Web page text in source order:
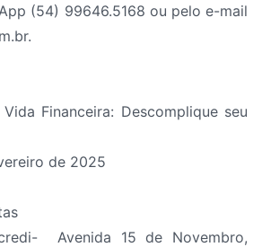
(54) 99646.5168 ou pelo e-mail
.
Financeira: Descomplique seu
de 2025
Avenida 15 de Novembro,